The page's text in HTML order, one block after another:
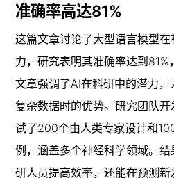
准确率高达81%
这篇文章讨论了大型语言模型
力，研究表明其准确率达到81%
文章强调了AI在科研中的潜力
复杂数据时的优势。研究团队
试了200个由人类专家设计和
例，涵盖多个神经科学领域。
研人员提高效率，还能在预测